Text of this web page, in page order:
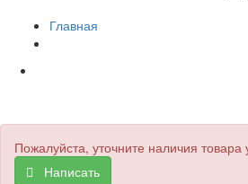
Главная
Пожалуйста, уточните наличия
Написать